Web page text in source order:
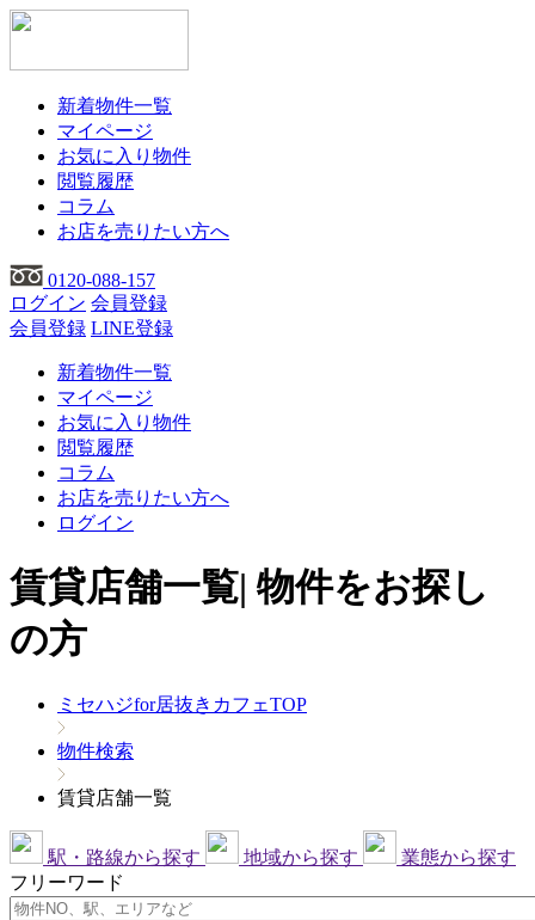
新着物件一覧
マイページ
お気に入り物件
閲覧履歴
コラム
お店を売りたい方へ
0120-088-157
ログイン 会員登録
会員登録 LINE登録
新着物件一覧
マイページ
お気に入り物件
閲覧履歴
コラム
お店を売りたい方へ
ログイン
賃貸店舗一覧| 物件をお探し
の方
ミセハジfor居抜きカフェTOP
物件検索
賃貸店舗一覧
駅・路線から探す 地域から探す
業態から探す
フリーワード